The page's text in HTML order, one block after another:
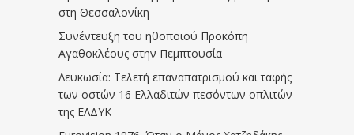
στη Θεσσαλονίκη
Συνέντευξη του ηθοποιού Προκόπη
Αγαθοκλέους στην Πεμπτουσία
Λευκωσία: Τελετή επαναπατρισμού και ταφής
των οστών 16 Ελλαδιτών πεσόντων οπλιτών
της ΕΛΔΥΚ